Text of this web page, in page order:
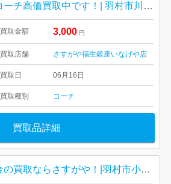
コーチ高価買取中です！| 羽村市川崎| coach ハンドバック
買取金額 3,000 円
買取店舗 さすがや福生銀座いなげや店
買取日 06月16日
買取種別 コーチ
買取品詳細
金の買取ならさすがや！|羽村市小作台| k18ネックレス